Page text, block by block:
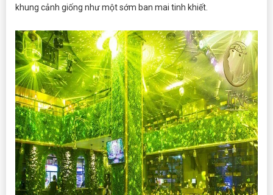
khung cảnh giống như một sớm ban mai tinh khiết.